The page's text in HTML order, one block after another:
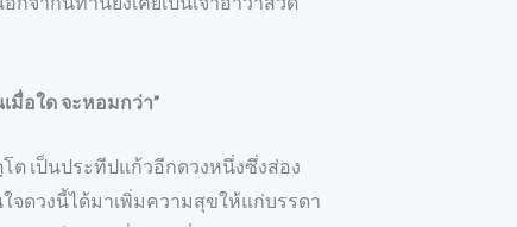
มื่อใด จะหอมกว่า”
ต เป็นประทีปแก้วอีกดวงหนึ่งซึ่งส่อง
จดวงนี้ได้มาเพิ่มความสุขให้แก่บรรดา